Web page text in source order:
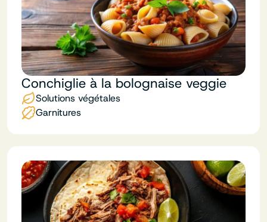
Conchiglie à la bolognaise veggie
Solutions végétales
Garnitures